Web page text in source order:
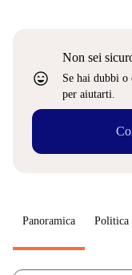
sentiment_very_satisfied
Non sei
Se hai dubbi o
per aiutarti.
Panoramica Politica